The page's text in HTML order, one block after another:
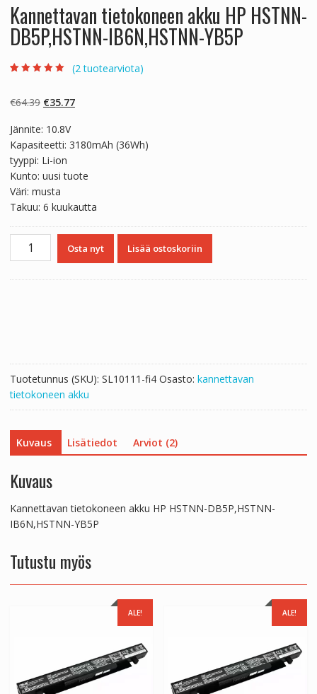
Kannettavan tietokoneen akku HP HSTNN-
DB5P,HSTNN-IB6N,HSTNN-YB5P
asiakkaan
(2tuotearviota)
€64.39 Alkuperäinen
oli:
€64.39.
€35.77Nykyinen
€35.77.
Jännite: 10.8V
Kapasiteetti: 3180mAh (36Wh)
tyyppi: Li-ion
Kunto: uusi tuote
Väri: musta
Takuu: 6 kuukautta
Kannettavan
tietokoneen
määrä
Osta nyt Lisää ostoskoriin
Tuotetunnus (SKU): SL10111-fi4 Osasto: kannettavan
tietokoneen akku
Kuvaus Lisätiedot Arviot (2)
Kuvaus
Kannettavan tietokoneen akku HP HSTNN-DB5P,HSTNN-
IB6N,HSTNN-YB5P
Tutustu myös
ALE! ALE!